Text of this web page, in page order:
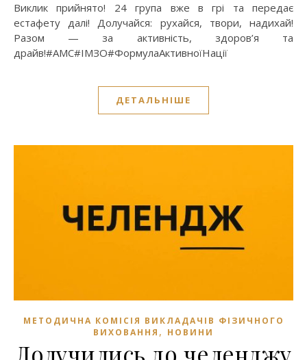
Виклик прийнято! 24 група вже в грі та передає
естафету далі! Долучайся: рухайся, твори, надихай!
Разом — за активність, здоров’я та
драйв!#АМС#ІМЗО#ФормулаАктивноїНації
ДЕТАЛЬНІШЕ
МЕТОДИЧНА КОМІСІЯ ВИКЛАДАЧІВ ФІЗИЧНОГО
ВИХОВАННЯ , НОВИНИ
Долучились до челенджу